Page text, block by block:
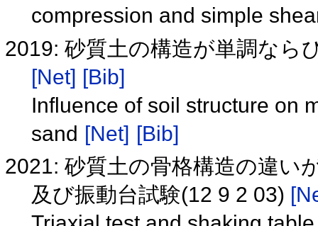
compression and simple
2019: 砂質土の構造が単調なら
[Net] [Bib]
Influence of soil structure on
sand [Net] [Bib]
2021: 砂質土の骨格構造の違い
及び振動台試験(12 9 2 03)